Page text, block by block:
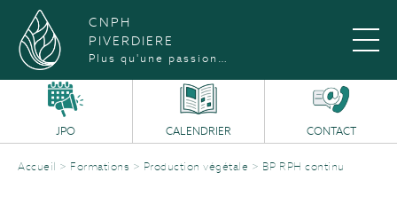
CNPH
PIVERDIERE
Plus qu'une passion…
JPO CALENDRIER CONTACT
Accueil > Formations > Production végétale > BP RPH continu